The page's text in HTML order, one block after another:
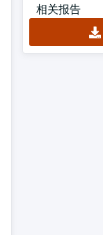
相关报告